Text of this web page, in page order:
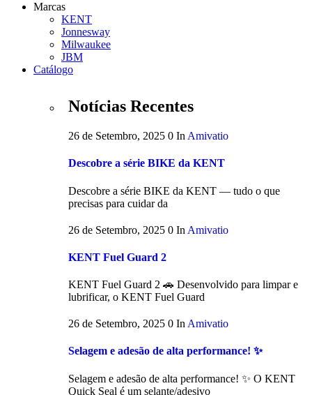
Marcas
KENT
Jonnesway
Milwaukee
JBM
Catálogo
Notícias Recentes
26 de Setembro, 2025 0 In Amivatio
Descobre a série BIKE da KENT
Descobre a série BIKE da KENT — tudo o que
precisas para cuidar da
26 de Setembro, 2025 0 In Amivatio
KENT Fuel Guard 2
KENT Fuel Guard 2 🚗 Desenvolvido para limpar e
lubrificar, o KENT Fuel Guard
26 de Setembro, 2025 0 In Amivatio
Selagem e adesão de alta performance! ✨
Selagem e adesão de alta performance! ✨ O KENT
Quick Seal é um selante/adesivo